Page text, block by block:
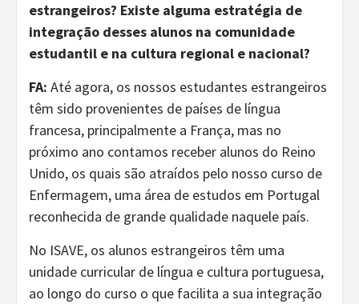
estrangeiros? Existe alguma estratégia de
integração desses alunos na comunidade
estudantil e na cultura regional e nacional?
FA: Até agora, os nossos estudantes estrangeiros
têm sido provenientes de países de língua
francesa, principalmente a França, mas no
próximo ano contamos receber alunos do Reino
Unido, os quais são atraídos pelo nosso curso de
Enfermagem, uma área de estudos em Portugal
reconhecida de grande qualidade naquele país.
No ISAVE, os alunos estrangeiros têm uma
unidade curricular de língua e cultura portuguesa,
ao longo do curso o que facilita a sua integração